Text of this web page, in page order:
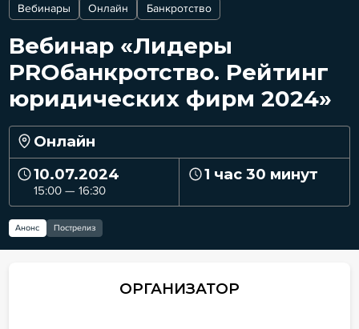
Вебинары Онлайн Банкротство
Вебинар «Лидеры
PROбанкротство. Рейтинг
юридических фирм 2024»
Онлайн
10.07.2024
15:00 — 16:30
1 час 30 минут
Анонс Пострелиз
ОРГАНИЗАТОР